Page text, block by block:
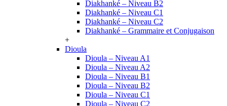
Diakhanké – Niveau B2
Diakhanké – Niveau C1
Diakhanké – Niveau C2
Diakhanké – Grammaire et Conjugaison
+
Dioula
Dioula – Niveau A1
Dioula – Niveau A2
Dioula – Niveau B1
Dioula – Niveau B2
Dioula – Niveau C1
Dioula – Niveau C2